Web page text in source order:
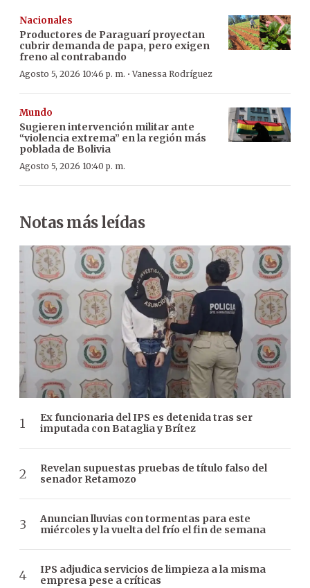
Nacionales
Productores de Paraguarí proyectan
cubrir demanda de papa, pero exigen
freno al contrabando
Agosto 5, 2026 10:46 p. m. ·Vanessa Rodríguez
Mundo
Sugieren intervención militar ante
“violencia extrema” en la región más
poblada de Bolivia
Agosto 5, 2026 10:40 p. m.
Notas más leídas
Ex funcionaria del IPS es detenida tras ser
imputada con Bataglia y Brítez
Revelan supuestas pruebas de título falso del
senador Retamozo
Anuncian lluvias con tormentas para este
miércoles y la vuelta del frío el fin de semana
IPS adjudica servicios de limpieza a la misma
empresa pese a críticas